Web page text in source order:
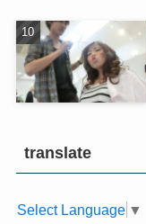
translate
Select Language ▼